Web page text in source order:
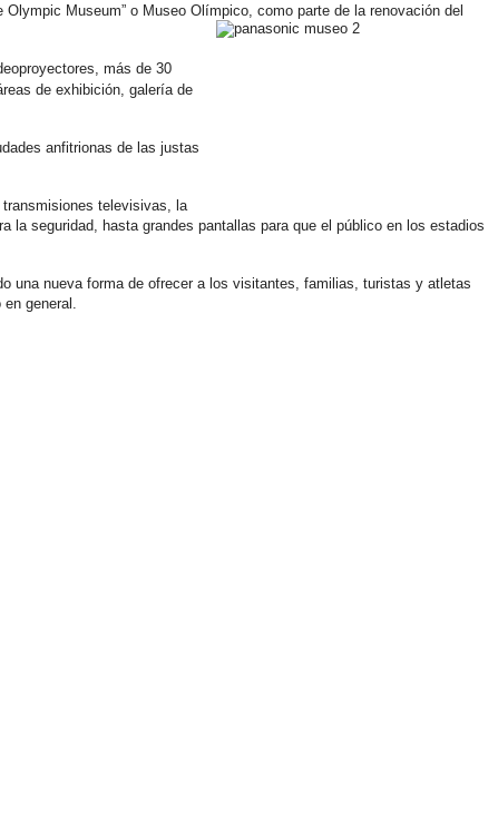
Museum” o Museo Olímpico, como parte de la renovación del
más de 30
de exhibición, galería de
anfitrionas de las justas
televisivas, la
seguridad, hasta grandes pantallas para que el público en los estadios
una nueva forma de ofrecer a los visitantes, familias, turistas y atletas
general.